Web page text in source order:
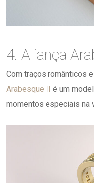
4. Aliança
Com traços românticos
Arabesque II
é um
momentos especiais na